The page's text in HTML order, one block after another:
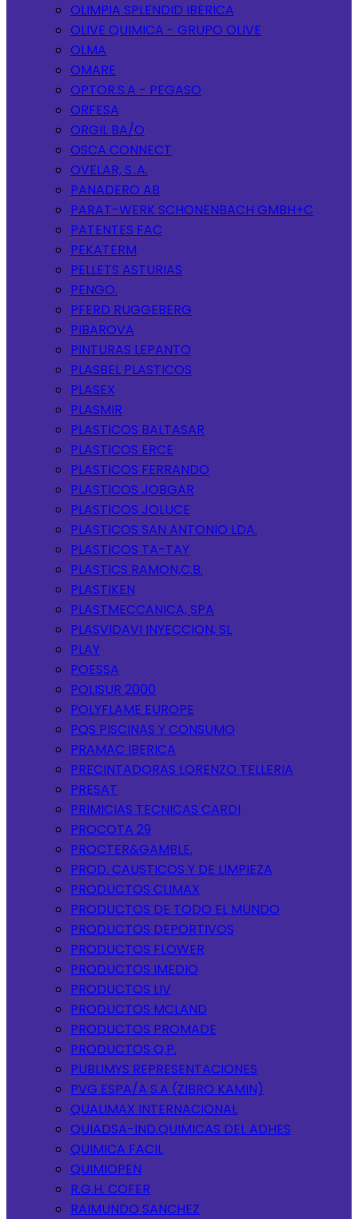
OLIMPIA SPLENDID IBERICA
OLIVE QUIMICA - GRUPO OLIVE
OLMA
OMARE
OPTOR.S.A - PEGASO
ORFESA
ORGIL BA/O
OSCA CONNECT
OVELAR, S..A.
PANADERO AB
PARAT-WERK SCHONENBACH GMBH+C
PATENTES FAC
PEKATERM
PELLETS ASTURIAS
PENGO.
PFERD RUGGEBERG
PIBAROVA
PINTURAS LEPANTO
PLASBEL PLASTICOS
PLASEX
PLASMIR
PLASTICOS BALTASAR
PLASTICOS ERCE
PLASTICOS FERRANDO
PLASTICOS JOBGAR
PLASTICOS JOLUCE
PLASTICOS SAN ANTONIO LDA.
PLASTICOS TA-TAY
PLASTICS RAMON,C.B.
PLASTIKEN
PLASTMECCANICA, SPA
PLASVIDAVI INYECCION, SL
PLAY
POESSA
POLISUR 2000
POLYFLAME EUROPE
PQS PISCINAS Y CONSUMO
PRAMAC IBERICA
PRECINTADORAS LORENZO TELLERIA
PRESAT
PRIMICIAS TECNICAS CARDI
PROCOTA 29
PROCTER&GAMBLE.
PROD. CAUSTICOS Y DE LIMPIEZA
PRODUCTOS CLIMAX
PRODUCTOS DE TODO EL MUNDO
PRODUCTOS DEPORTIVOS
PRODUCTOS FLOWER
PRODUCTOS IMEDIO
PRODUCTOS LIV
PRODUCTOS MCLAND
PRODUCTOS PROMADE
PRODUCTOS Q.P.
PUBLIMYS REPRESENTACIONES
PVG ESPA/A S.A (ZIBRO KAMIN)
QUALIMAX INTERNACIONAL
QUIADSA-IND.QUIMICAS DEL ADHES
QUIMICA FACIL
QUIMIOPEN
R.G.H. COFER
RAIMUNDO SANCHEZ